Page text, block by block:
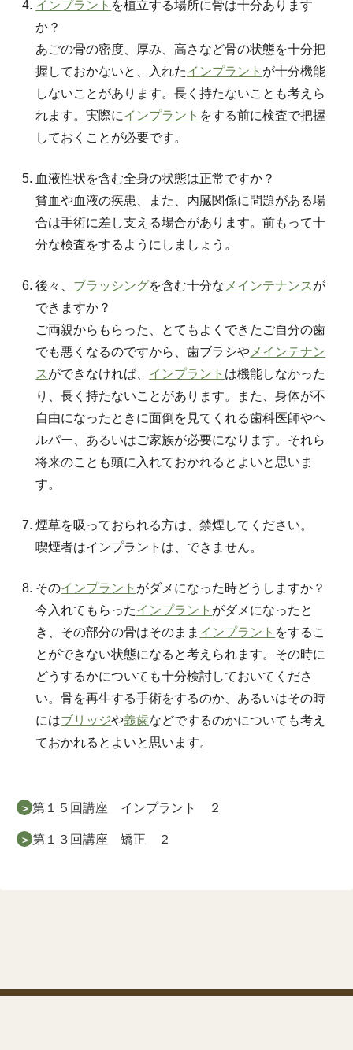
インプラント を植立する場所に骨は十分あります
か？
あごの骨の密度、厚み、高さなど骨の状態を十分把
握しておかないと、入れたインプラント が十分機能
しないことがあります。長く持たないことも考えら
れます。実際にインプラント をする前に検査で把握
しておくことが必要です。
血液性状を含む全身の状態は正常ですか？
貧血や血液の疾患、また、内臓関係に問題がある場
合は手術に差し支える場合があります。前もって十
分な検査をするようにしましょう。
後々、 ブラッシングを含む十分な メインテナンス が
できますか？
ご両親からもらった、とてもよくできたご自分の歯
でも悪くなるのですから、歯ブラシや メインテナン
ス ができなければ、 インプラント は機能しなかった
り、長く持たないことがあります。また、身体が不
自由になったときに面倒を見てくれる歯科医師やヘ
ルパー、あるいはご家族が必要になります。それら
将来のことも頭に入れておかれるとよいと思いま
す。
煙草を吸っておられる方は、禁煙してください。
喫煙者はインプラントは、できません。
そのインプラント がダメになった時どうしますか？
今入れてもらったインプラント がダメになったと
き、その部分の骨はそのまま インプラント をするこ
とができない状態になると考えられます。その時に
どうするかについても十分検討しておいてくださ
い。骨を再生する手術をするのか、あるいはその時
にはブリッジや義歯などでするのかについても考え
ておかれるとよいと思います。
第１５回講座 インプラント ２
第１３回講座 矯正 ２